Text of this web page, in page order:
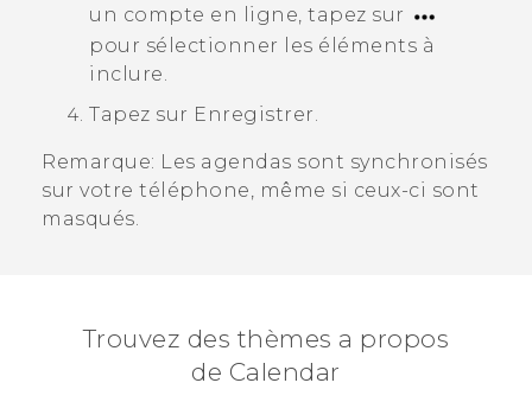
un compte en ligne, tapez sur
pour sélectionner les éléments à
inclure.
Tapez sur Enregistrer
Remarque: Les agendas sont synchronisés
sur votre téléphone, même si ceux-ci sont
masqués.
Trouvez des thèmes a propos
de Calendar